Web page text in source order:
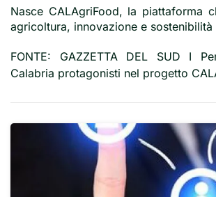
Nasce CALAgriFood, la piattaforma
agricoltura, innovazione e sostenibilità
FONTE: GAZZETTA DEL SUD I
Calabria protagonisti nel progetto